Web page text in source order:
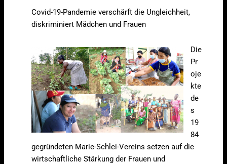
Covid-19-Pandemie verschärft die Ungleichheit,
diskriminiert Mädchen und Frauen
Die
Pr
oje
kte
de
s
19
84
gegründeten Marie-Schlei-Vereins setzen auf die
wirtschaftliche Stärkung der Frauen und